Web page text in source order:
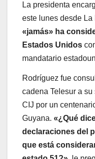
La presidenta
este lunes desde La
«jamás» ha
Estados Unidos
mandatario
Rodríguez fue
cadena Telesur a
CIJ por un
Guyana. «¿Qué
declaraciones del
que está